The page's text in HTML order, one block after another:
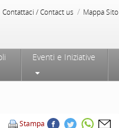
Contattaci / Contact us / Mappa Sito
Eventi e Iniziative
Stampa